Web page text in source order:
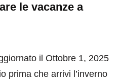
le vacanze a
il Ottobre 1, 2025
prima che arrivi l’inverno